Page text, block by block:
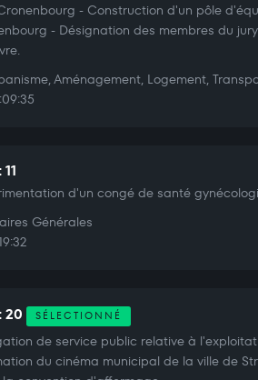
- Construction d'un pôle
- Désignation des membres du
Aménagement, Logement,
d'un congé de santé
Générales
20 SÉLECTIONNÉ
de service public relative à
du cinéma municipal de la ville de